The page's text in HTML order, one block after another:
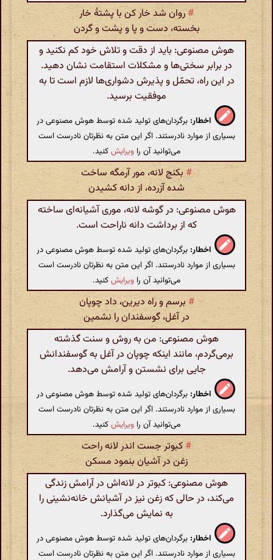
#روان شد خار کن با پشتهٔ خار
بخسته، دست و پا و پشت و گردن
هوش مصنوعی: باید از دقت و تلاش خود کم نکنید و
در برابر سختی‌ها و مشکلات استقامت نشان دهید.
در این راه، تحمّل و پذیرش دشواری‌ها لازم است تا به
موفقیت برسید.
اخطار: برگردان‌های تولید شده توسط هوش مصنوعی در
بسیاری از موارد نادرستند. اگر این متن به نظرتان نادرست است
می‌توانید آن را ویرایشکنید.
#بکنج لانه، مور آرمگه ساخت
شده آزرده، از دانه کشیدن
هوش مصنوعی: در گوشه لانه، موری آشیانه‌ای ساخته
که از برداشت دانه ناراحت است.
اخطار: برگردان‌های تولید شده توسط هوش مصنوعی در
بسیاری از موارد نادرستند. اگر این متن به نظرتان نادرست است
می‌توانید آن را ویرایشکنید.
# برسم و راه دیرین، داد چوپان
در آغل، گوسفندان را نشمین
هوش مصنوعی: من به روش و سنت گذشته
برمی‌گردم، مانند اینکه چوپان در آغل به گوسفندانش
جایی برای نشستن و آرامش می‌دهد.
اخطار: برگردان‌های تولید شده توسط هوش مصنوعی در
بسیاری از موارد نادرستند. اگر این متن به نظرتان نادرست است
می‌توانید آن را ویرایشکنید.
# کبوتر جست اندر لانه راحت
زغن در آشیان بنمود مسکن
هوش مصنوعی: کبوتر در لانه‌اش در آرامش زندگی
می‌کند، در حالی که زغن نیز در آشیانش خانه‌نشینی را
به نمایش می‌گذارد.
اخطار: برگردان‌های تولید شده توسط هوش مصنوعی در
بسیاری از موارد نادرستند. اگر این متن به نظرتان نادرست است